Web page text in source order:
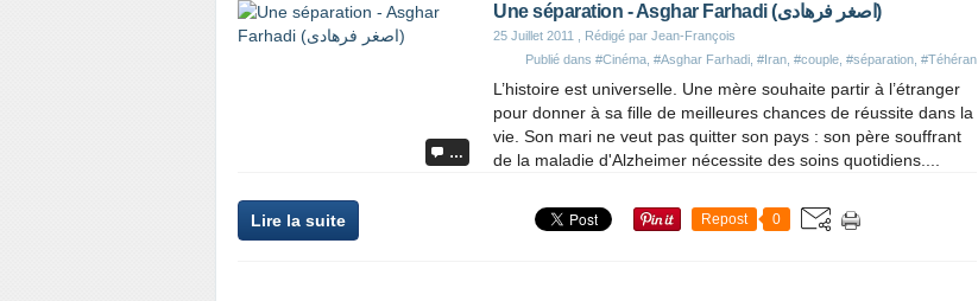
…
Une séparation - Asghar Farhadi (اصغر فرهادی)
25 Juillet 2011
, Rédigé par Jean-François
Publié dans #Cinéma #Asghar Farhadi #Iran #couple #séparation #Téhéran
L’histoire est universelle. Une mère souhaite partir à l’étranger
pour donner à sa fille de meilleures chances de réussite dans la
vie. Son mari ne veut pas quitter son pays : son père souffrant
de la maladie d'Alzheimer nécessite des soins quotidiens....
Lire la suite Repost 0